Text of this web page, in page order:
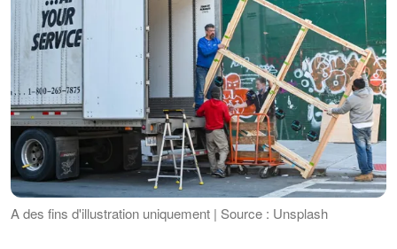
A des fins d'illustration uniquement | Source : Unsplash